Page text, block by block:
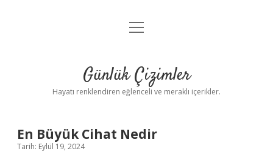
Anasayfa
Yasal Uyarı
menüyü
Günlük Çizimler
Hayatı renklendiren eğlenceli ve meraklı içerikler.
En Büyük Cihat Nedir
Tarih: Eylül 19, 2024